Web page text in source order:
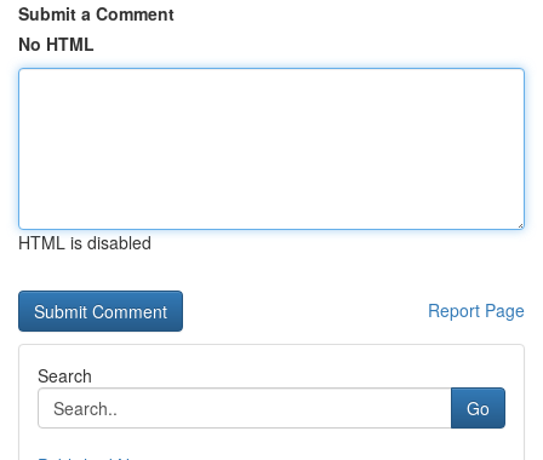
Submit a Comment
No HTML
HTML is disabled
Report Page
Search
Go